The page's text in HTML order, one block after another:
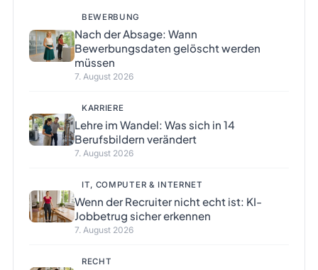
BEWERBUNG
Nach der Absage: Wann
Bewerbungsdaten gelöscht werden
müssen
7. August 2026
KARRIERE
Lehre im Wandel: Was sich in 14
Berufsbildern verändert
7. August 2026
IT, COMPUTER & INTERNET
Wenn der Recruiter nicht echt ist: KI-
Jobbetrug sicher erkennen
7. August 2026
RECHT